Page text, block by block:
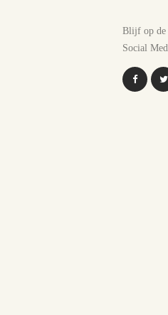
Blijf op de
Social